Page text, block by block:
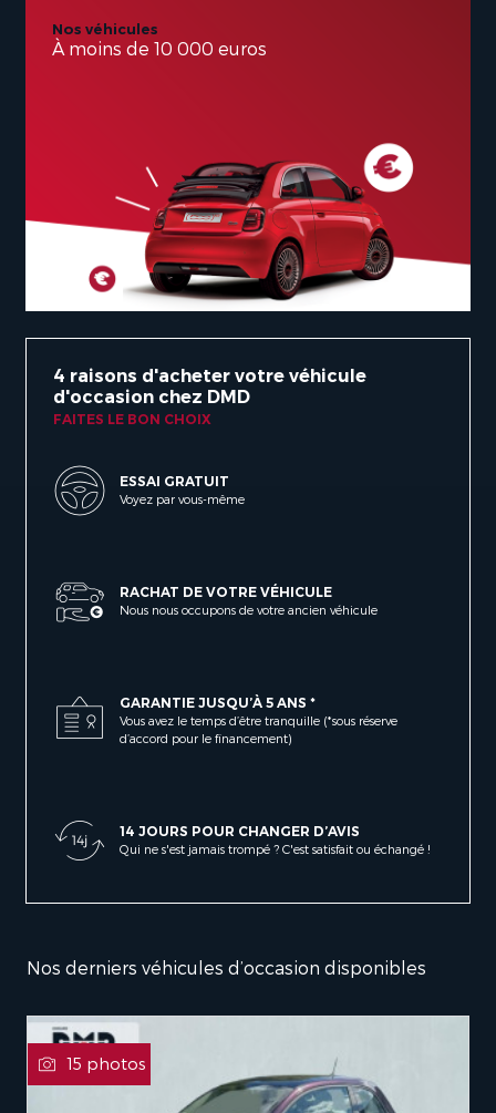
Nos véhicules
À moins de 10 000 euros
4 raisons d'acheter votre véhicule
d'occasion chez DMD
FAITES LE BON CHOIX
ESSAI GRATUIT
Voyez par vous-même
RACHAT DE VOTRE VÉHICULE
Nous nous occupons de votre ancien véhicule
GARANTIE JUSQU’À 5 ANS *
Vous avez le temps d’être tranquille (*sous réserve
d’accord pour le financement)
14 JOURS POUR CHANGER D’AVIS
Qui ne s'est jamais trompé ? C'est satisfait ou échangé !
Nos derniers véhicules d’occasion disponibles
15 photos